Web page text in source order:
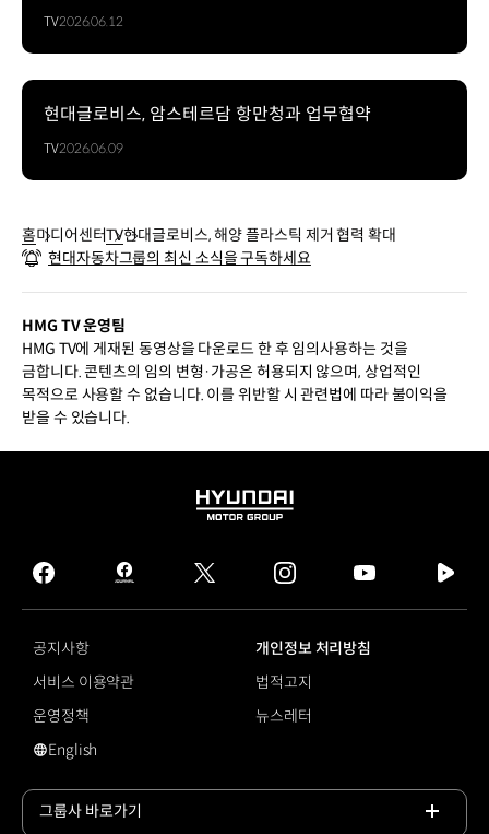
TV2026.06.12
현대글로비스, 암스테르담 항만청과 업무협약
TV2026.06.09
홈미디어센터TV현대글로비스, 해양 플라스틱 제거 협력 확대
현대자동차그룹의 최신 소식을 구독하세요
HMG TV 운영팀
HMG TV에 게재된 동영상을 다운로드 한 후 임의사용하는 것을
금합니다. 콘텐츠의 임의 변형·가공은 허용되지 않으며, 상업적인
목적으로 사용할 수 없습니다. 이를 위반할 시 관련법에 따라 불이익을
받을 수 있습니다.
HYUNDAI
GROUP
facebook
hmg
journal
twitter instagram
tv
공지사항
개인정보 처리방침
서비스 이용약관
법적고지
운영정책
뉴스레터
영문 사이트로 이동
English
그룹사 바로가기